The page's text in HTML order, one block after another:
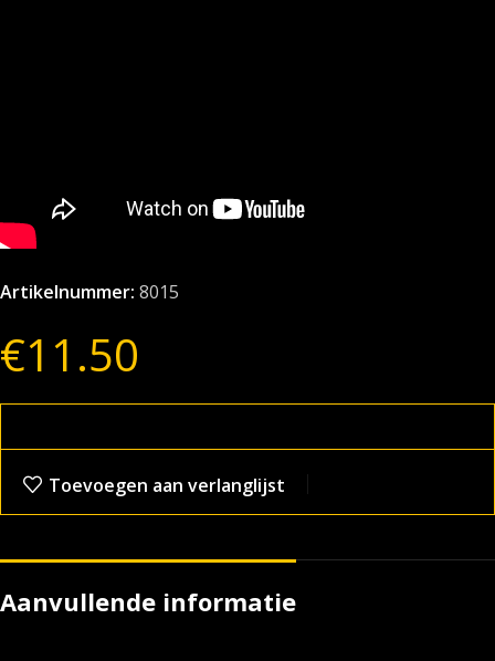
Artikelnummer: 8015
€11.50
Toevoegen aan verlanglijst
Aanvullende informatie